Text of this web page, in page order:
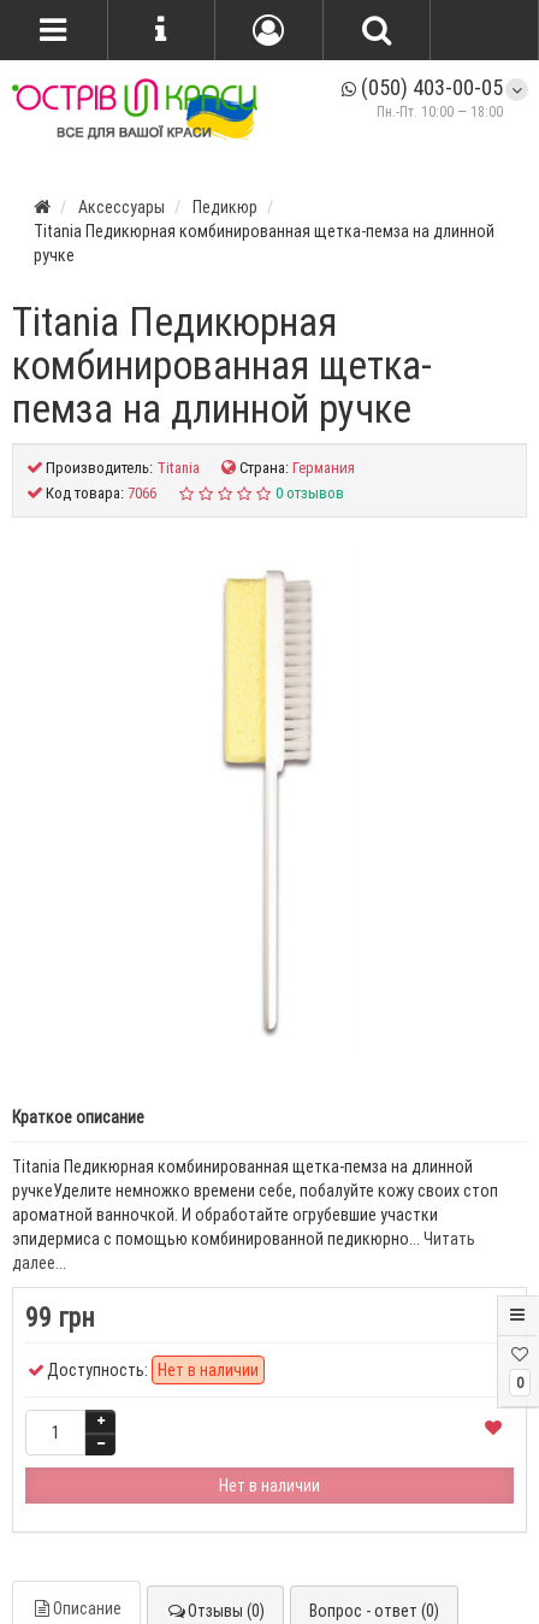
0
(050) 403-00-05
Пн.-Пт. 10:00 — 18:00
Аксессуары
Педикюр
Titania Педикюрная комбинированная щетка-пемза на длинной
ручке
Titania Педикюрная
комбинированная щетка-
пемза на длинной ручке
Производитель: Titania Страна:Германия
Код товара:7066 0 отзывов
Краткое описание
Titania Педикюрная комбинированная щетка-пемза на длинной
ручкеУделите немножко времени себе, побалуйте кожу своих стоп
ароматной ванночкой. И обработайте огрубевшие участки
эпидермиса с помощью комбинированной педикюрно... Читать
далее...
99 грн
Доступность: Нет в наличии
Нет в наличии
Описание Отзывы (0) Вопрос - ответ (0)